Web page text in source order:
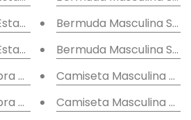
Folhagem
Folhado
Arredondada Tropical
Arredondada Floral
Bermuda Masculina
Bermuda Masculina
Camiseta Masculina
Camiseta Masculina